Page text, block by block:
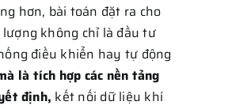
hơn, bài toán đặt ra cho
không chỉ là đầu tư
điều khiển hay tự động
là tích hợp các nền tảng
định, kết nối dữ liệu khí